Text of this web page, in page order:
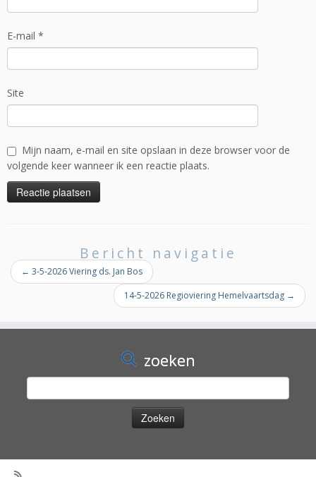
E-mail *
Site
Mijn naam, e-mail en site opslaan in deze browser voor de
volgende keer wanneer ik een reactie plaats.
Bericht navigatie
← 3-5-2026 Viering ds. Jan Bos
14-5-2026 Regioviering Hemelvaartsdag →
zoeken
Zoeken